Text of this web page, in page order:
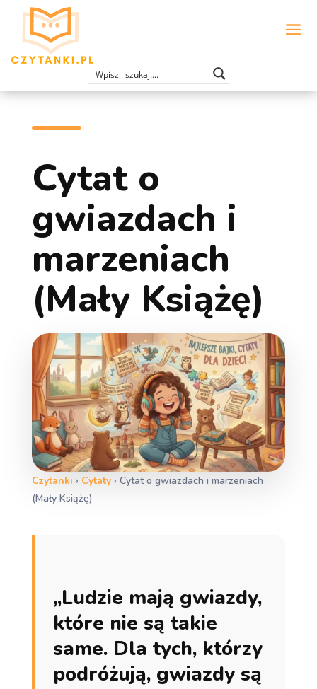
Cytat o
gwiazdach i
marzeniach
(Mały Książę)
Czytanki › Cytaty› Cytat o gwiazdach i marzeniach
(Mały Książę)
„Ludzie mają gwiazdy,
które nie są takie
same. Dla tych, którzy
podróżują, gwiazdy są